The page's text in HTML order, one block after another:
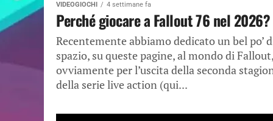
VIDEOGIOCHI 4 settimane fa
Perché giocare a Fallout 76 nel 2026?
Recentemente abbiamo dedicato un bel po’
spazio, su queste pagine, al mondo di Fallout,
ovviamente per l’uscita della seconda
della serie live action (qui...